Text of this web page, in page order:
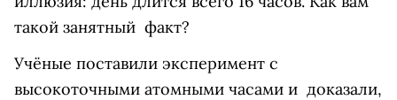
такой занятный факт?
Учёные поставили эксперимент с
высокоточными атомными часами и доказали,